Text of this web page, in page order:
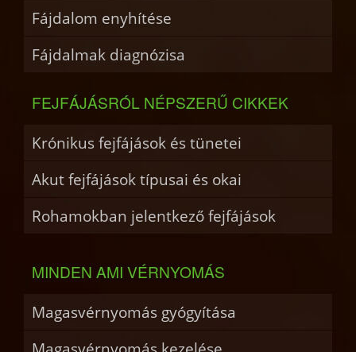
Fájdalom enyhítése
Fájdalmak diagnózisa
FEJFÁJÁSRÓL NÉPSZERŰ CIKKEK
Krónikus fejfájások és tünetei
Akut fejfájások típusai és okai
Rohamokban jelentkező fejfájások
MINDEN AMI VÉRNYOMÁS
Magasvérnyomás gyógyítása